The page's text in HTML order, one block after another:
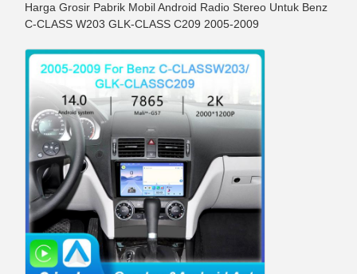
Harga Grosir Pabrik Mobil Android Radio Stereo Untuk Benz
C-CLASS W203 GLK-CLASS C209 2005-2009